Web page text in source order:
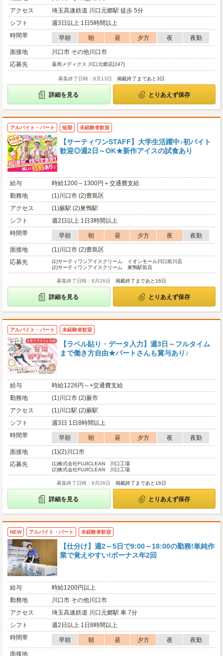
アクセス
埼玉高速鉄道 川口元郷駅 徒歩 5分
シフト
週3日以上 1日5時間以上
時間帯
早朝 朝 昼 夕方 夜
夜勤
面接地
川口市 その他川口市
応募先
薬局メディクス 川口元郷店[247]
募集終了日時：8月13日 掲載終了まであと3日
詳細を見る とりあえず保存
アルバイト・パート 短期 未経験者歓迎
【サーティワンSTAFF】大学生活躍中♪初バイト
歓迎◎週2日～OK★新作アイスの試食あり
給与
時給1200～1300円＋交通費支給
勤務地
(1)川口市 (2)豊島区
アクセス
(1)蕨駅 (2)巣鴨駅
シフト
週2日以上 1日3時間以上
時間帯
早朝 朝 昼 夕方 夜
夜勤
面接地
(1)川口市 (2)豊島区
応募先
(1)サーティワンアイスクリーム イオンモール川口前川店
(2)サーティワンアイスクリーム 巣鴨駅前店
募集終了日時：8月26日 掲載終了まであと16日
詳細を見る とりあえず保存
アルバイト・パート 未経験者歓迎
【ラベル貼り・データ入力】週3日～フルタイム
まで働き方自由★パートさんも賞与あり♪
給与
時給1226円～+交通費支給
勤務地
(1)川口市 (2)蕨市
アクセス
(1)川口駅 (2)蕨駅
シフト
週3日 1日8時間以上
時間帯
早朝 朝 昼 夕方 夜
夜勤
面接地
(1)(2)川口市
応募先
(1)株式会社FUJICLEAN 川口工場
(2)株式会社FUJICLEAN 川口工場
募集終了日時：8月26日 掲載終了まであと16日
詳細を見る とりあえず保存
NEW アルバイト・パート 未経験者歓迎
【仕分け】週2～5日で9:00～18:00の勤務!単純作
業で覚えやすい!ボーナス年2回
給与
時給1200円以上
勤務地
川口市 その他川口市
アクセス
埼玉高速鉄道 川口元郷駅 車 7分
シフト
週2日以上 1日8時間以上
時間帯
早朝 朝 昼 夕方 夜
夜勤
面接地